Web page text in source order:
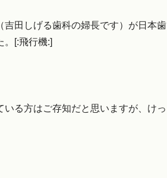
田しげる歯科の婦長です）が日本歯
。[:飛行機:]
る方はご存知だと思いますが、けっ